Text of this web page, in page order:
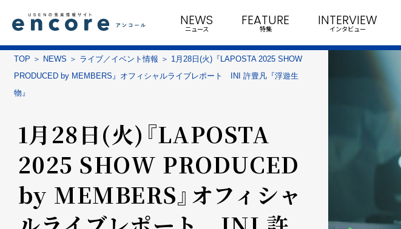
NEWS
ニュース
FEATURE
特集
INTERVIEW
インタビュー
TOP NEWS ライブ／イベント情報
1月28日(火)『LAPOSTA 2025 SHOW
PRODUCED by MEMBERS』オフィシャルライブレポート INI 許豊凡『浮遊生
物』
1月28日(火)『LAPOSTA
2025 SHOW PRODUCED
by MEMBERS』オフィシャ